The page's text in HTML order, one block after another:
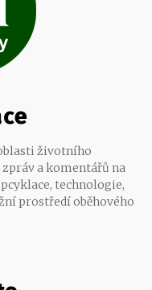
životního
a komentářů na
technologie,
prostředí oběhového